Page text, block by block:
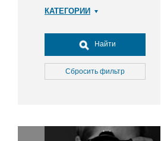
КАТЕГОРИИ
Досуг, туризм и отдых
Культура
Медицина
Окружающая среда
Найти
Сбросить фильтр